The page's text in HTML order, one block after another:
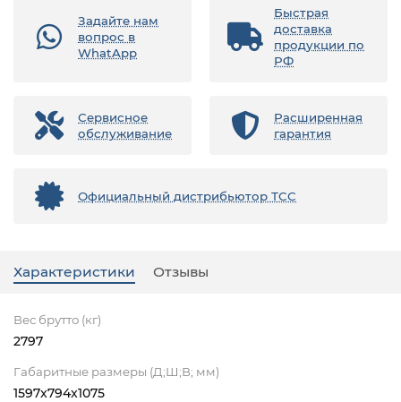
Задайте нам
вопрос в
WhatApp
Быстрая
доставка
продукции по
РФ
Сервисное
обслуживание
Расширенная
гарантия
Официальный дистрибьютор ТСС
Характеристики Отзывы
Вес брутто (кг)
2797
Габаритные размеры (Д;Ш;В; мм)
1597x794x1075